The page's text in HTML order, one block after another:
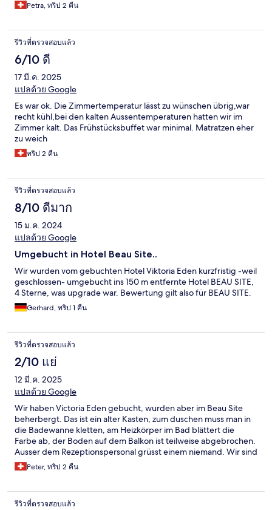
Petra, ทริป 2 คืน
รีวิวที่ตรวจสอบแล้ว
6/10 ดี
17 มี.ค. 2025
แปลด้วย Google
Es war ok. Die Zimmertemperatur lässt zu wünschen übrig,war
recht kühl,bei den kalten Aussentemperaturen hatten wir im
Zimmer kalt. Das Frühstücksbuffet war minimal. Matratzen eher
zu weich
ทริป 2 คืน
รีวิวที่ตรวจสอบแล้ว
8/10 ดีมาก
15 ม.ค. 2024
แปลด้วย Google
Umgebucht in Hotel Beau Site..
Wir wurden vom gebuchten Hotel Viktoria Eden kurzfristig -weil
geschlossen- umgebucht ins 150 m entfernte Hotel BEAU SITE,
4 Sterne, was upgrade war. Bewertung gilt also für BEAU SITE.
Gerhard, ทริป 1 คืน
รีวิวที่ตรวจสอบแล้ว
2/10 แย่
12 มี.ค. 2025
แปลด้วย Google
Wir haben Victoria Eden gebucht, wurden aber im Beau Site
beherbergt. Das ist ein alter Kasten, zum duschen muss man in
die Badewanne kletten, am Heizkörper im Bad blättert die
Farbe ab, der Boden auf dem Balkon ist teilweise abgebrochen.
Ausser dem Rezeptionspersonal grüsst einem niemand. Wir sind
schon nach einer Nacht wieder abgereist, mussten aber für 2
Nächte bezahlen. Eine Schande für Adelboden!
Peter, ทริป 2 คืน
รีวิวที่ตรวจสอบแล้ว